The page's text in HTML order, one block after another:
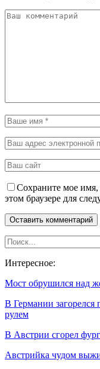
Сохраните мое имя,
этом браузере для
Интересное:
Мост обрушился над
В Германии загорелся
рулем
В Австрии сгорел
Австрийка чудом